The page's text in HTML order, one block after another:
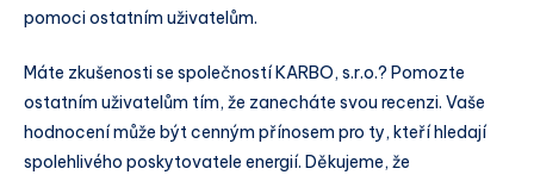
pomoci ostatním uživatelům.
Máte zkušenosti se společností KARBO, s.r.o.? Pomozte
ostatním uživatelům tím, že zanecháte svou recenzi. Vaše
hodnocení může být cenným přínosem pro ty, kteří hledají
spolehlivého poskytovatele energií. Děkujeme, že